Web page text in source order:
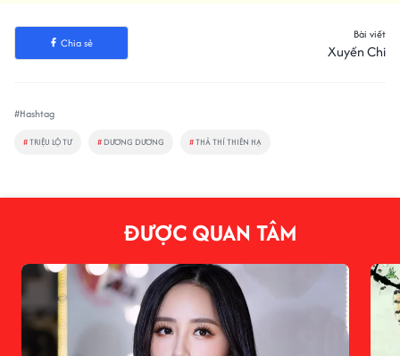
Chia sẻ
Bài viết
Xuyến Chi
#Hashtag
#TRIỆU LỘ TƯ # DƯƠNG DƯƠNG #THẢ THÍ THIÊN HẠ
ĐƯỢC QUAN TÂM